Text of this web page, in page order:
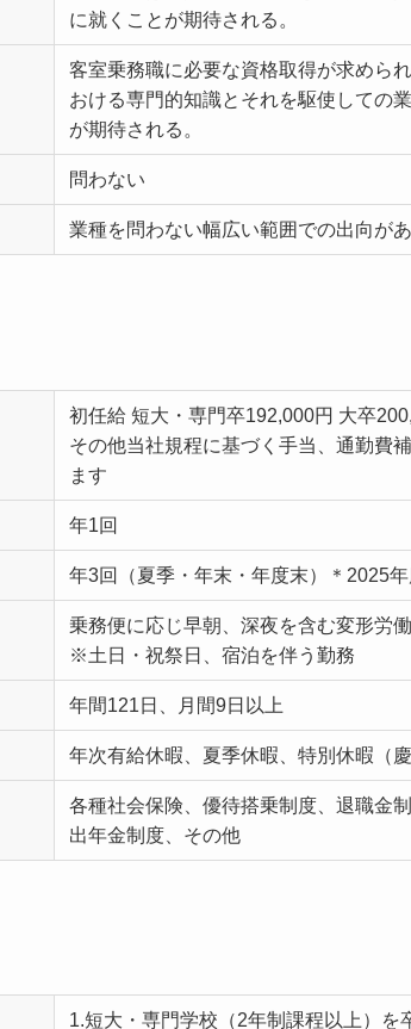
に就くことが期待される。
客室乗務職に必要な資格取得が求めら
おける専門的知識とそれを駆使しての
が期待される。
問わない
業種を問わない幅広い範囲での出向があ
初任給 短大・専門卒192,000円 大卒
その他当社規程に基づく手当、通勤費
ます
年1回
年3回（夏季・年末・年度末）＊2025
乗務便に応じ早朝、深夜を含む変形労
※土日・祝祭日、宿泊を伴う勤務
年間121日、月間9日以上
年次有給休暇、夏季休暇、特別休暇（慶
各種社会保険、優待搭乗制度、退職金
出年金制度、その他
1.短大・専門学校（2年制課程以上）を